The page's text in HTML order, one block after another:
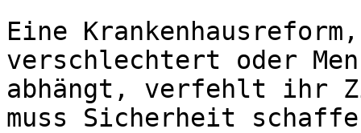
Eine
verschlechtert oder
abhängt, verfehlt ihr
muss Sicherheit